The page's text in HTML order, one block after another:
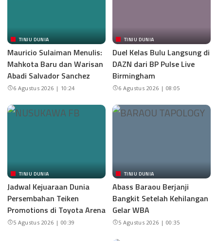
TINJU DUNIA
Mauricio Sulaiman Menulis:
Mahkota Baru dan Warisan
Abadi Salvador Sanchez
6 Agustus 2026 | 10:24
TINJU DUNIA
Duel Kelas Bulu Langsung di
DAZN dari BP Pulse Live
Birmingham
6 Agustus 2026 | 08:05
TINJU DUNIA
Jadwal Kejuaraan Dunia
Persembahan Teiken
Promotions di Toyota Arena
5 Agustus 2026 | 00:39
TINJU DUNIA
Abass Baraou Berjanji
Bangkit Setelah Kehilangan
Gelar WBA
5 Agustus 2026 | 00:35